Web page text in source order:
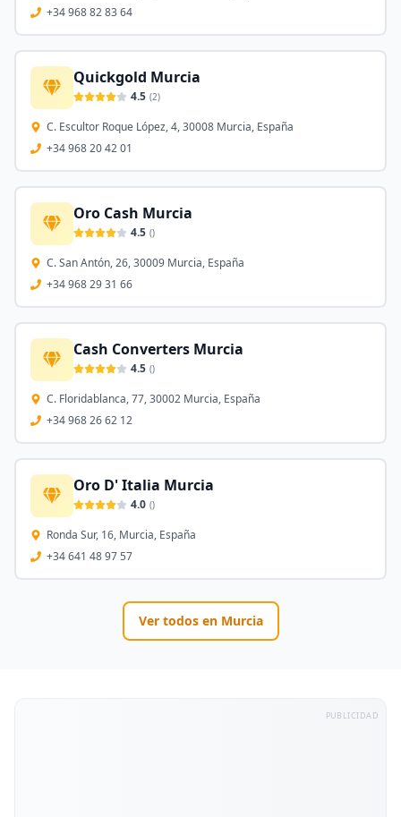
+34 968 82 83 64
Quickgold Murcia
4.5 (2)
C. Escultor Roque López, 4, 30008 Murcia, España
+34 968 20 42 01
Oro Cash Murcia
4.5 ()
C. San Antón, 26, 30009 Murcia, España
+34 968 29 31 66
Cash Converters Murcia
4.5 ()
C. Floridablanca, 77, 30002 Murcia, España
+34 968 26 62 12
Oro D' Italia Murcia
4.0 ()
Ronda Sur, 16, Murcia, España
+34 641 48 97 57
Ver todos en Murcia
PUBLICIDAD